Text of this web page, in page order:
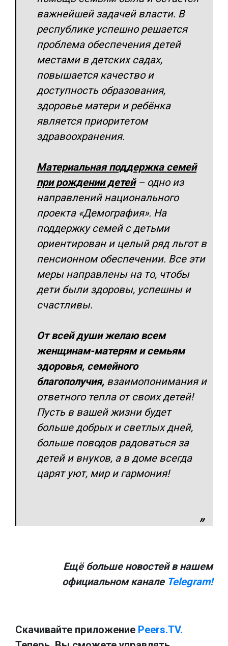
важнейшей задачей власти. В
республике успешно решается
проблема обеспечения детей
местами в детских садах,
повышается качество и
доступность образования,
здоровье матери и ребёнка
является приоритетом
здравоохранения.
Материальная поддержка семей
при рождении детей– одно из
направлений национального
проекта «Демография». На
поддержку семей с детьми
ориентирован и целый ряд льгот в
пенсионном обеспечении. Все эти
меры направлены на то, чтобы
дети были здоровы, успешны и
счастливы.
От всей души желаю всем
женщинам-матерям и семьям
здоровья, семейного
благополучия, взаимопонимания и
ответного тепла от своих детей!
Пусть в вашей жизни будет
больше добрых и светлых дней,
больше поводов радоваться за
детей и внуков, а в доме всегда
царят уют, мир и гармония!
Ещё больше новостей в нашем
официальном канале Telegram!
Скачивайте приложение Peers.TV.